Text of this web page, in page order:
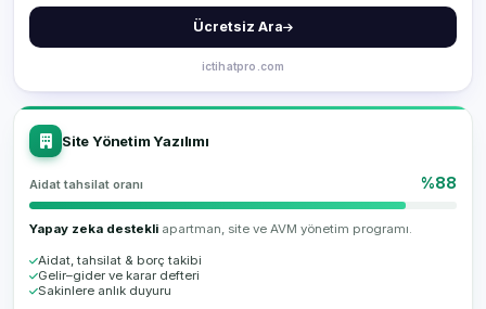
Ücretsiz Ara
ictihatpro.com
Site Yönetim Yazılımı
Aidat tahsilat oranı %88
Yapay zeka destekli apartman, site ve AVM yönetim programı.
Aidat, tahsilat & borç takibi
Gelir–gider ve karar defteri
Sakinlere anlık duyuru